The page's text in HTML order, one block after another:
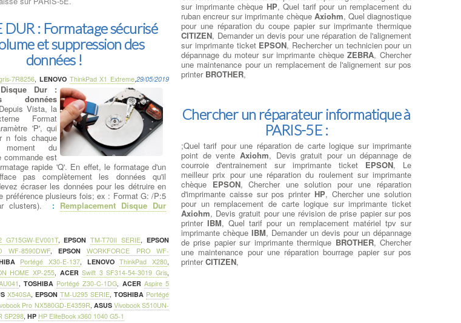
DUR : Formatage sécurisé
et suppression des
données !
29/05/2019
Dur :
données
Vista, la
Format
'P', qui
n fois chaque
du
commande est
rapide 'Q'. En effet, le formatage d'un
pas complètement les données qu'il
écraser les données pour les détruire en
préférence plusieurs fois; ex : Format G: /P:5
clusters). : Remplacement Disque Dur
7R8256,LENOVO ThinkPad X1 Extreme,
G715GW-EV001T,EPSON TM-T70II SERIE,EPSON
WF-8590DWF,EPSON
WORKFORCE PRO WF-
Portégé X30-E-137, LENOVO ThinkPad X280,
HOME XP-255, ACER Swift 3 SF314-54-3019 Gris,
, TOSHIBA Portégé Z30-C-1DG, ACER Aspire 5
X540SA, EPSON TM-U295 SERIE, TOSHIBA Portégé
Pro NX580GD-E4359R, ASUS Vivobook S510UN-
SP298, HP HP EliteBook x360 1040 G5-1
sur imprimante chèque HP, Quel tarif pour un remplacement du
ruban encreur sur imprimante chèque Axiohm, Quel diagnostique
pour une réparation du coupe papier sur imprimante thermique
CITIZEN, Demander un devis pour une réparation de l'alignement
sur imprimante ticket EPSON, Rechercher un technicien pour un
dépannage du moteur sur imprimante chèqueZEBRA, Chercher
une maintenance pour un remplacement de l'alignement sur pos
printer BROTHER,
Chercher un réparateur informatique à
PARIS-5E :
;Quel tarif pour une réparation de carte logique sur imprimante
point de vente Axiohm, Devis gratuit pour un dépannage de
courroie d'entrainement sur imprimante ticket EPSON, Le
meilleur prix pour une réparation du roulement sur imprimante
chèque EPSON, Chercher une solution pour une réparation
d'imprimante caisse sur pos printer HP, Chercher une solution
pour un remplacement de carte logique sur imprimante ticket
Axiohm, Devis gratuit pour une révision de prise papier sur pos
printerIBM, Quel tarif pour un remplacement matériel tpv sur
imprimante chèque IBM, Demander un devis pour un dépannage
de prise papier sur imprimante thermique BROTHER, Chercher
une maintenance pour une réparation bourrage papier sur pos
printerCITIZEN,